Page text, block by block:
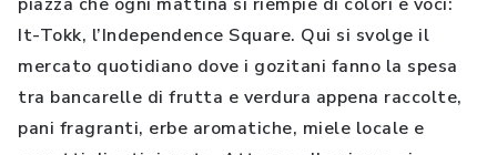
It-Tokk, l’Independence Square. Qui si svolge il
mercato quotidiano dove i gozitani fanno la spesa
tra bancarelle di frutta e verdura appena raccolte,
pani fragranti, erbe aromatiche, miele locale e